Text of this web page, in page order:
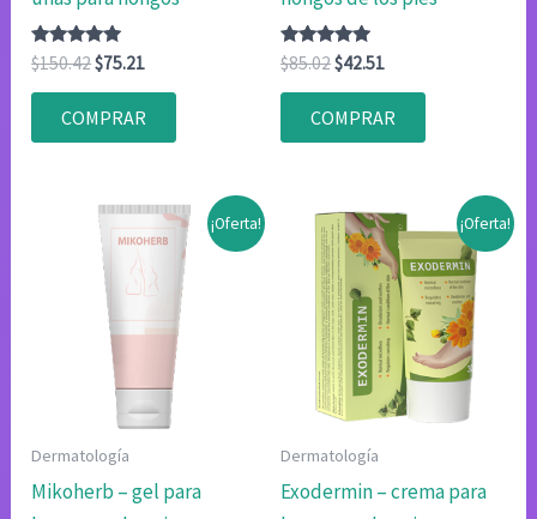
Valorado
con
4.83
de 5
$150.42El
original
era:
$75.21
es:
COMPRAR
Valorado
con
4.75
$85.02El
original
era:
$42.51
actual
es:
COMPRAR
¡Oferta!
Dermatología
Mikoherb – gel para
¡Oferta!
Dermatología
Exodermin – crema para